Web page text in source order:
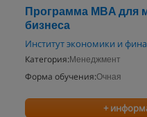
Программа MBA для
бизнеса
Институт экономики и
Категория: Менеджмент
Форма обучения:Очная
+